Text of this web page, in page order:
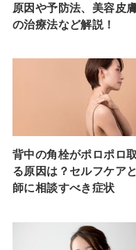
原因や予防法、美容皮
の治療法など解説！
背中の角栓がポロポロ
る原因は？セルフケア
師に相談すべき症状